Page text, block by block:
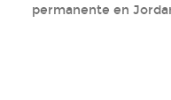
permanente en